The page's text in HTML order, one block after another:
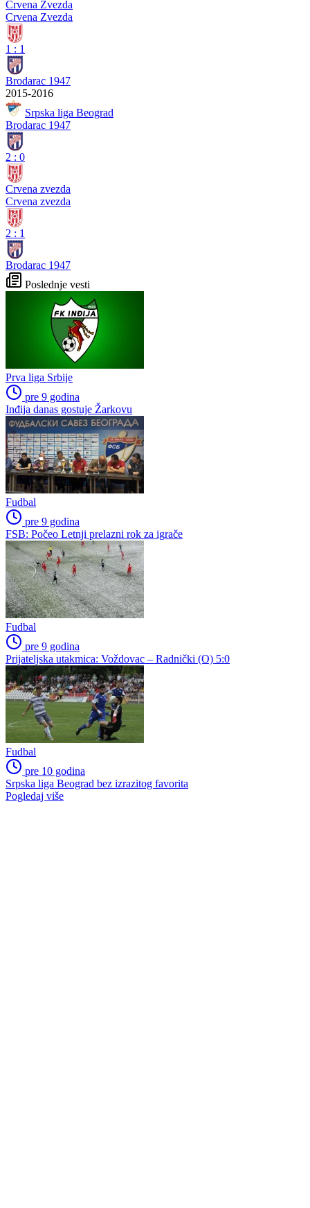
Crvena Zvezda
Crvena Zvezda
1 : 1
Brodarac 1947
2015-2016
Srpska liga Beograd
Brodarac 1947
2 : 0
Crvena zvezda
Crvena zvezda
2 : 1
Brodarac 1947
Poslednje vesti
Prva liga Srbije
pre 9 godina
Inđija danas gostuje Žarkovu
Fudbal
pre 9 godina
FSB: Počeo Letnji prelazni rok za igrače
Fudbal
pre 9 godina
Prijateljska utakmica: Voždovac – Radnički (O) 5:0
Fudbal
pre 10 godina
Srpska liga Beograd bez izrazitog favorita
Pogledaj više